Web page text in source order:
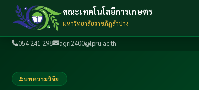
054 241 298 agri2400@lpru.ac.th
คณะเทคโนโลยีการเกษตร
มหาวิทยาลัยราชภัฏลำปาง
บทความวิจัย